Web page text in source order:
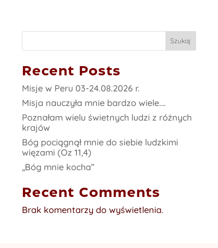
Szukaj
Recent Posts
Misje w Peru 03-24.08.2026 r.
Misja nauczyła mnie bardzo wiele….
Poznałam wielu świetnych ludzi z różnych
krajów
Bóg pociągnął mnie do siebie ludzkimi
więzami (Oz 11,4)
„Bóg mnie kocha”
Recent Comments
Brak komentarzy do wyświetlenia.